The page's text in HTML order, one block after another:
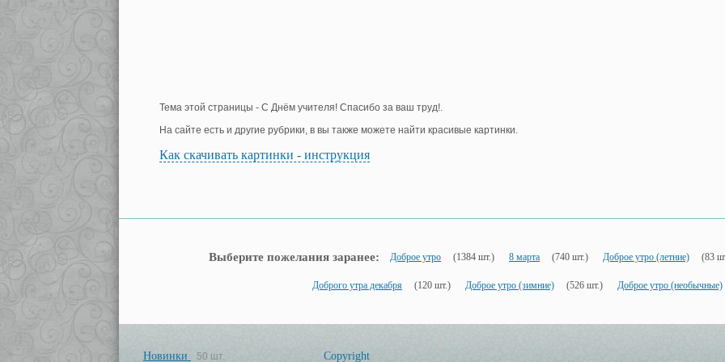
Тема этой страницы - С Днём учителя! Спасибо за ваш труд!.
На сайте есть и другие рубрики, в вы также можете найти красивые картинки.
Как скачивать картинки - инструкция
Выберите пожелания заранее: Доброе утро (1384 шт.) 8 марта (740 шт.) Доброе утро (летние) (83
Доброго утра декабря (120 шт.) Доброе утро (зимние) (526 шт.) Доброе утро (необычные)
Новинки 50 шт. Copyright